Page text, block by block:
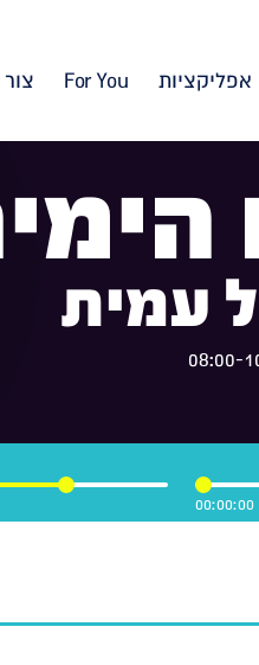
אפליקציות For You
עמית
00:00:00